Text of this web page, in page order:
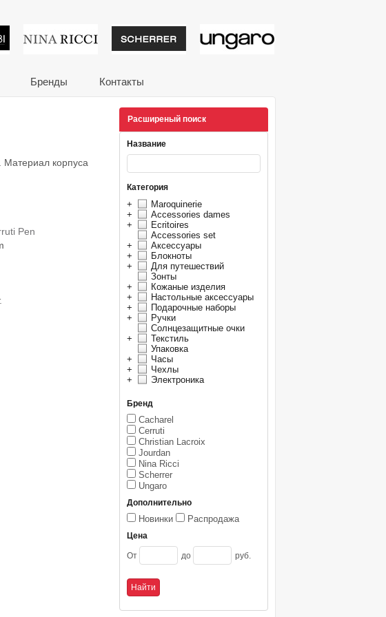
подарки от
Бренды Контакты
Расширеный поиск
Название
Категория
+
Maroquinerie
+
Accessories dames
+
Ecritoires
Accessories set
+
Аксессуары
+
Блокноты
+
Для путешествий
Зонты
+
Кожаные изделия
+
Настольные аксессуары
+
Подарочные наборы
+
Ручки
Солнцезащитные очки
+
Текстиль
Упаковка
+
Часы
+
Чехлы
+
Электроника
Бренд
Cacharel
Cerruti
Christian Lacroix
Jourdan
Nina Ricci
Scherrer
Ungaro
Дополнительно
Новинки Распродажа
Цена
От до руб.
Материал корпуса
Pen